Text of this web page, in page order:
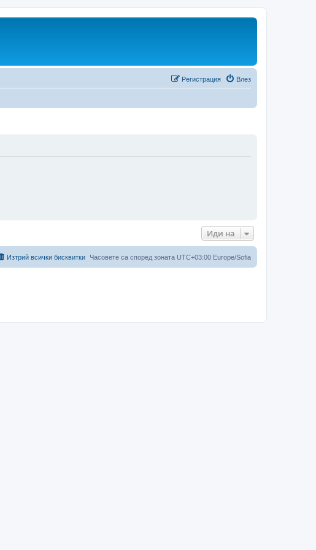
Влез
Регистрация
Иди на
Часовете са според зоната UTC+03:00 Europe/Sofia
Изтрий всички бисквитки